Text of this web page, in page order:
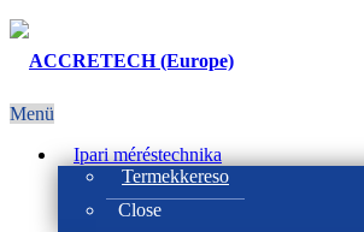
Menü
Ipari méréstechnika
Termekkereso
Close